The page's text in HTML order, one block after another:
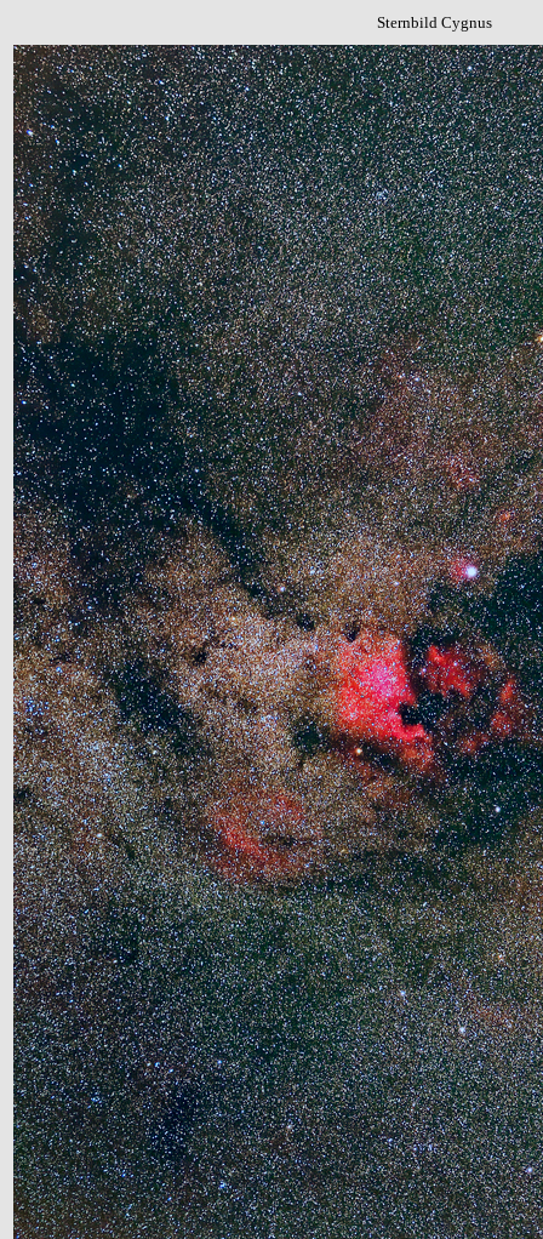
Sternbild Cygnus